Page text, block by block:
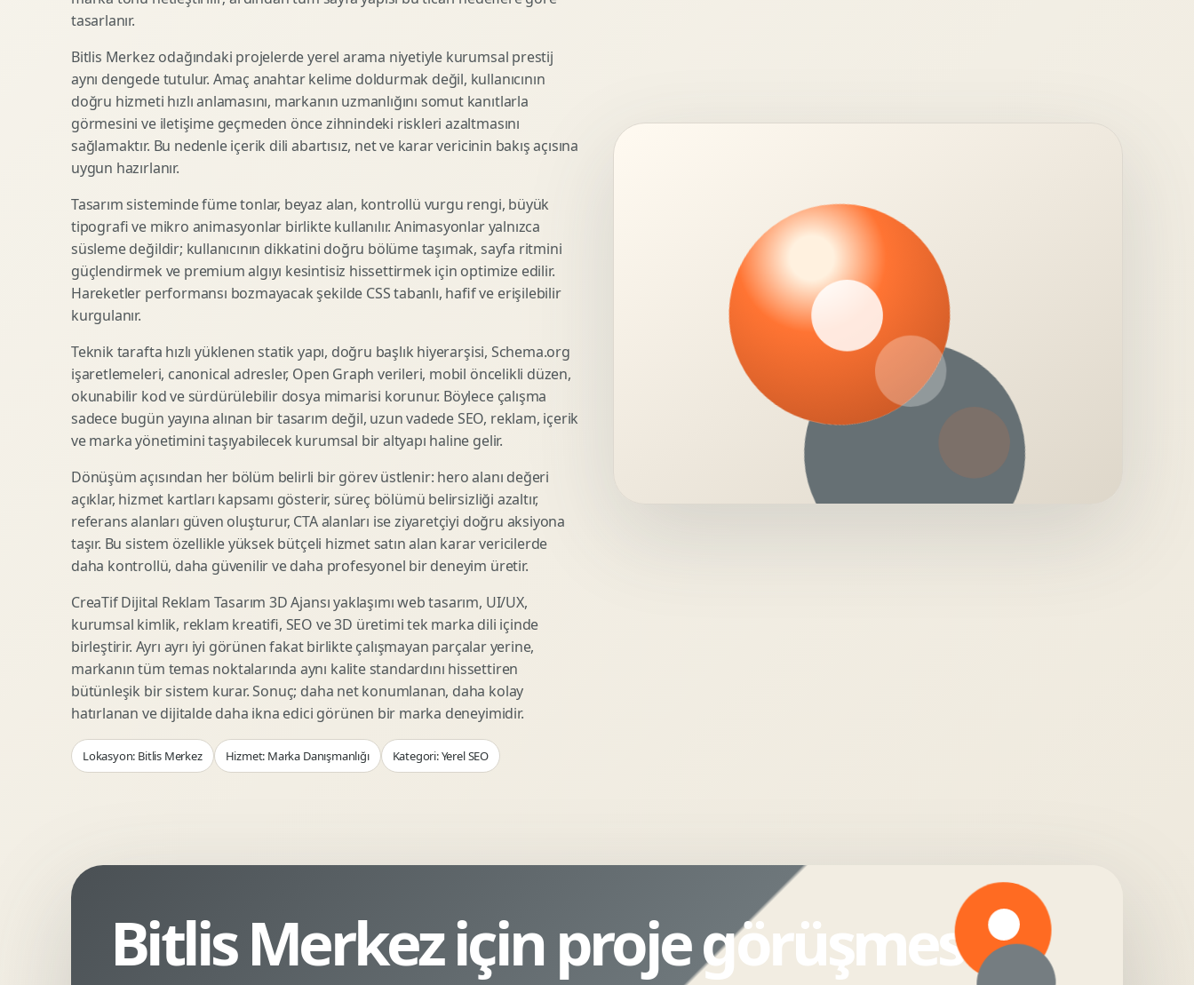
SEO Icerik Stratejisi
Schema Markup Optimizasyonu 3D Lansman Filmi Teknik Modelleme
Premium Ambalaj Tasarimi
Etiket Tasarimi
Kutu Tasarimi
Raf Gorunurlugu
Gida Ambalaj Tasarimi
Kozmetik Ambalaj Tasarimi
E Ticaret Kutu Tasarimi
Ambalaj Mockup Tasarimi
Afis Tasarimi
Brosur Tasarimi
Sunum Tasarimi
Katalog Tasarimi
Infografik Tasarimi
Fuaye Gorsel Tasarimi
Kurumsal Ilan Tasarimi
Marka Stratejisi
Marka Konumlandirma
Rekabet Analizi
Hedef Kitle Analizi
Marka Mimarisi
Deger Onerisi Tasarimi
Pazara Giris Stratejisi
Shopify Tasarim
Woocommerce Tasarim
Eticaret UX Optimizasyonu
Kategori Sayfasi Tasarimi
Sepet Odeme UX
Eticaret SEO Altyapisi
Lead Generation Landing Page
Reklam Landing Page
Webinar Landing Page
App Landing Page
Form Optimizasyonu
Sales Page Tasarimi
Display Banner Tasarimi
Video Reklam Kreatifi
Outdoor Reklam Tasarimi
Performans Kreatif Seti
Story Reklam Tasarimi
Statik Reklam Gorseli
Motion Banner Tasarimi
Logo Animasyonu
Mikro Animasyon Tasarimi
Reklam Motion Video
Arayuz Animasyonu
Sosyal Medya Motion
Webgl Deneyim Tasarimi
AI Gorsel Konsept
No Code Prototip
Veri Gorsellestirme
tasarlanır.
Bitlis Merkez odağındaki projelerde yerel arama niyetiyle kurumsal prestij
aynı dengede tutulur. Amaç anahtar kelime doldurmak değil, kullanıcının
doğru hizmeti hızlı anlamasını, markanın uzmanlığını somut kanıtlarla
görmesini ve iletişime geçmeden önce zihnindeki riskleri azaltmasını
sağlamaktır. Bu nedenle içerik dili abartısız, net ve karar vericinin bakış açısına
uygun hazırlanır.
Tasarım sisteminde füme tonlar, beyaz alan, kontrollü vurgu rengi, büyük
tipografi ve mikro animasyonlar birlikte kullanılır. Animasyonlar yalnızca
süsleme değildir; kullanıcının dikkatini doğru bölüme taşımak, sayfa ritmini
güçlendirmek ve premium algıyı kesintisiz hissettirmek için optimize edilir.
Hareketler performansı bozmayacak şekilde CSS tabanlı, hafif ve erişilebilir
kurgulanır.
Teknik tarafta hızlı yüklenen statik yapı, doğru başlık hiyerarşisi, Schema.org
işaretlemeleri, canonical adresler, Open Graph verileri, mobil öncelikli düzen,
okunabilir kod ve sürdürülebilir dosya mimarisi korunur. Böylece çalışma
sadece bugün yayına alınan bir tasarım değil, uzun vadede SEO, reklam, içerik
ve marka yönetimini taşıyabilecek kurumsal bir altyapı haline gelir.
Dönüşüm açısından her bölüm belirli bir görev üstlenir: hero alanı değeri
açıklar, hizmet kartları kapsamı gösterir, süreç bölümü belirsizliği azaltır,
referans alanları güven oluşturur, CTA alanları ise ziyaretçiyi doğru aksiyona
taşır. Bu sistem özellikle yüksek bütçeli hizmet satın alan karar vericilerde
daha kontrollü, daha güvenilir ve daha profesyonel bir deneyim üretir.
CreaTif Dijital Reklam Tasarım 3D Ajansı yaklaşımı web tasarım, UI/UX,
kurumsal kimlik, reklam kreatifi, SEO ve 3D üretimi tek marka dili içinde
birleştirir. Ayrı ayrı iyi görünen fakat birlikte çalışmayan parçalar yerine,
markanın tüm temas noktalarında aynı kalite standardını hissettiren
bütünleşik bir sistem kurar. Sonuç; daha net konumlanan, daha kolay
hatırlanan ve dijitalde daha ikna edici görünen bir marka deneyimidir.
Lokasyon: Bitlis Merkez Hizmet: Marka Danışmanlığı Kategori: Yerel SEO
Bitlis Merkez için proje görüşmesi